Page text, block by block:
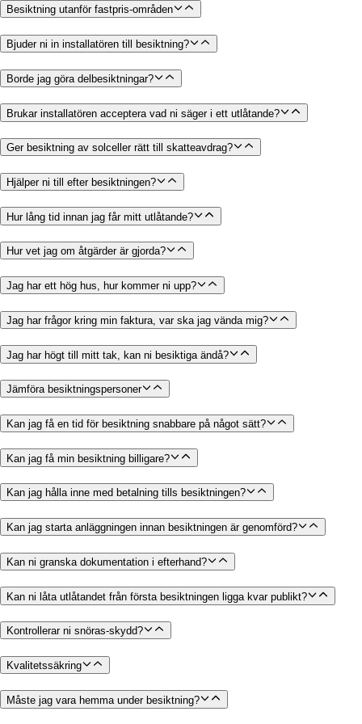
Besiktning utanför fastpris-områden
Bjuder ni in installatören till besiktning?
Borde jag göra delbesiktningar?
Brukar installatören acceptera vad ni säger i ett utlåtande?
Ger besiktning av solceller rätt till skatteavdrag?
Hjälper ni till efter besiktningen?
Hur lång tid innan jag får mitt utlåtande?
Hur vet jag om åtgärder är gjorda?
Jag har ett hög hus, hur kommer ni upp?
Jag har frågor kring min faktura, var ska jag vända mig?
Jag har högt till mitt tak, kan ni besiktiga ändå?
Jämföra besiktningspersoner
Kan jag få en tid för besiktning snabbare på något sätt?
Kan jag få min besiktning billigare?
Kan jag hålla inne med betalning tills besiktningen?
Kan jag starta anläggningen innan besiktningen är genomförd?
Kan ni granska dokumentation i efterhand?
Kan ni låta utlåtandet från första besiktningen ligga kvar publikt?
Kontrollerar ni snöras-skydd?
Kvalitetssäkring
Måste jag vara hemma under besiktning?